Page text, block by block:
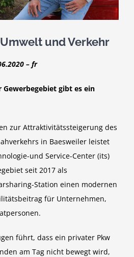
und Verkehr
– fr
Gewerbegebiet gibt es ein
zur Attraktivitätssteigerung des
in Baesweiler leistet
und Service-Center (its)
seit 2017 als
Station einen modernen
für Unternehmen,
führt, dass ein privater Pkw
am Tag nicht bewegt wird,